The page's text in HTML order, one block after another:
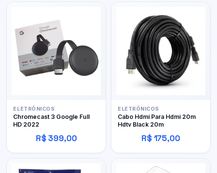
ELETRÔNICOS
Chromecast 3 Google Full
HD 2022
R$ 399,00
ELETRÔNICOS
Cabo Hdmi Para Hdmi 20m
Hdtv Black 20m
R$ 175,00